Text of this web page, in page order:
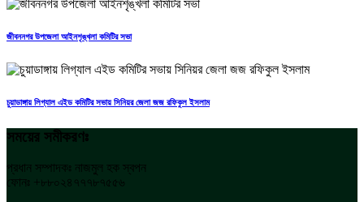
জীবননগর উপজেলা আইনশৃঙ্খলা কমিটির সভা
চুয়াডাঙ্গায় লিগ্যাল এইড কমিটির সভায় সিনিয়র জেলা জজ রফিকুল ইসলাম
সময়ের সমীকরণঃ
প্রধান সম্পাদকঃ নাজমুল হক স্বপন
ফোনঃ +৮৮০২৪৭৭৭৮৭৫৫৬